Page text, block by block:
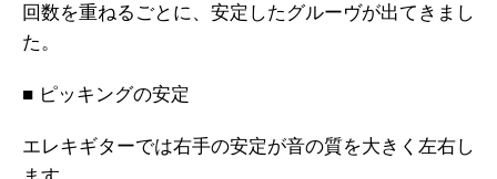
回数を重ねるごとに、安定したグルーヴが出てきまし
た。
■ ピッキングの安定
エレキギターでは右手の安定が音の質を大きく左右し